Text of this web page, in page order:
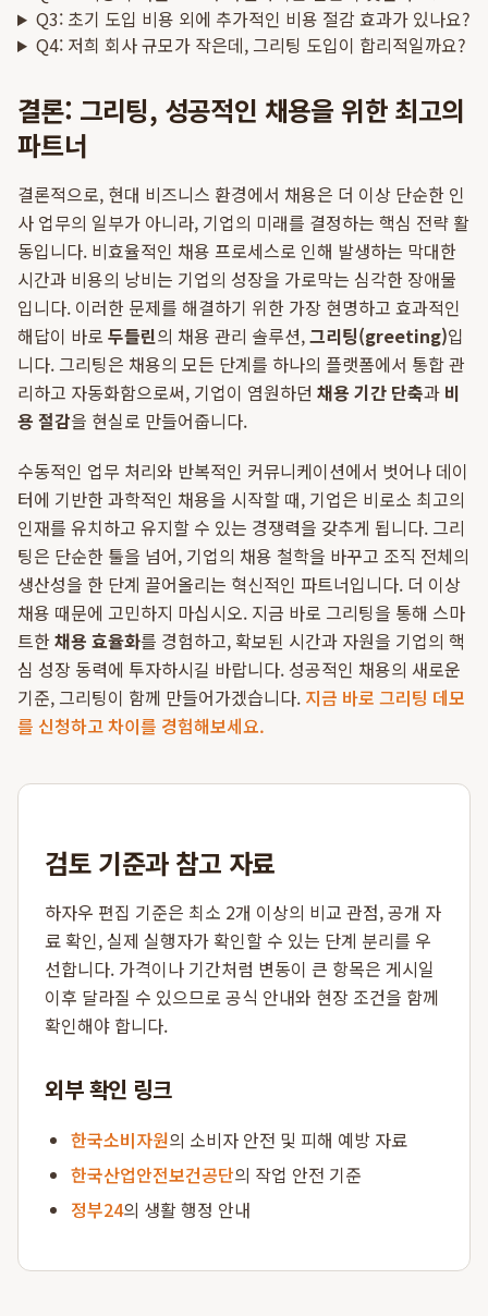
Q3: 초기 도입 비용 외에 추가적인 비용 절감 효과가 있나요?
Q4: 저희 회사 규모가 작은데, 그리팅 도입이 합리적일까요?
결론: 그리팅, 성공적인 채용을 위한 최고의
파트너
결론적으로, 현대 비즈니스 환경에서 채용은 더 이상 단순한 인
사 업무의 일부가 아니라, 기업의 미래를 결정하는 핵심 전략 활
동입니다. 비효율적인 채용 프로세스로 인해 발생하는 막대한
시간과 비용의 낭비는 기업의 성장을 가로막는 심각한 장애물
입니다. 이러한 문제를 해결하기 위한 가장 현명하고 효과적인
해답이 바로 두들린의 채용 관리 솔루션,그리팅(greeting)입
니다. 그리팅은 채용의 모든 단계를 하나의 플랫폼에서 통합 관
리하고 자동화함으로써, 기업이 염원하던 채용 기간 단축과 비
용 절감을 현실로 만들어줍니다.
수동적인 업무 처리와 반복적인 커뮤니케이션에서 벗어나 데이
터에 기반한 과학적인 채용을 시작할 때, 기업은 비로소 최고의
인재를 유치하고 유지할 수 있는 경쟁력을 갖추게 됩니다. 그리
팅은 단순한 툴을 넘어, 기업의 채용 철학을 바꾸고 조직 전체의
생산성을 한 단계 끌어올리는 혁신적인 파트너입니다. 더 이상
채용 때문에 고민하지 마십시오. 지금 바로 그리팅을 통해 스마
트한채용 효율화를 경험하고, 확보된 시간과 자원을 기업의 핵
심 성장 동력에 투자하시길 바랍니다. 성공적인 채용의 새로운
기준, 그리팅이 함께 만들어가겠습니다. 지금 바로 그리팅 데모
를 신청하고 차이를 경험해보세요.
검토 기준과 참고 자료
하자우 편집 기준은 최소 2개 이상의 비교 관점, 공개 자
료 확인, 실제 실행자가 확인할 수 있는 단계 분리를 우
선합니다. 가격이나 기간처럼 변동이 큰 항목은 게시일
이후 달라질 수 있으므로 공식 안내와 현장 조건을 함께
확인해야 합니다.
외부 확인 링크
한국소비자원의 소비자 안전 및 피해 예방 자료
한국산업안전보건공단의 작업 안전 기준
정부24의 생활 행정 안내